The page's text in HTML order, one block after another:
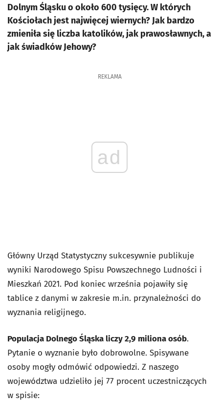
Dolnym Śląsku o około 600 tysięcy. W których
Kościołach jest najwięcej wiernych? Jak bardzo
zmieniła się liczba katolików, jak prawosławnych, a
jak świadków Jehowy?
REKLAMA
ad
Główny Urząd Statystyczny sukcesywnie publikuje
wyniki Narodowego Spisu Powszechnego Ludności i
Mieszkań 2021. Pod koniec września pojawiły się
tablice z danymi w zakresie m.in. przynależności do
wyznania religijnego.
Populacja Dolnego Śląska liczy 2,9 miliona osób.
Pytanie o wyznanie było dobrowolne. Spisywane
osoby mogły odmówić odpowiedzi. Z naszego
województwa udzieliło jej 77 procent uczestniczących
w spisie: